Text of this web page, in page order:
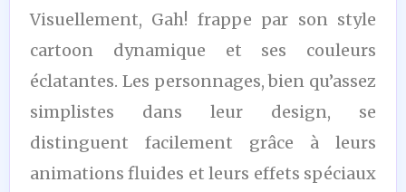
Visuellement, Gah! frappe par son style
cartoon dynamique et ses couleurs
éclatantes. Les personnages, bien qu’assez
simplistes dans leur design, se
distinguent facilement grâce à leurs
animations fluides et leurs effets spéciaux